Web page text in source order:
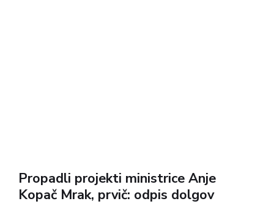
Propadli projekti ministrice Anje
Kopač Mrak, prvič: odpis dolgov